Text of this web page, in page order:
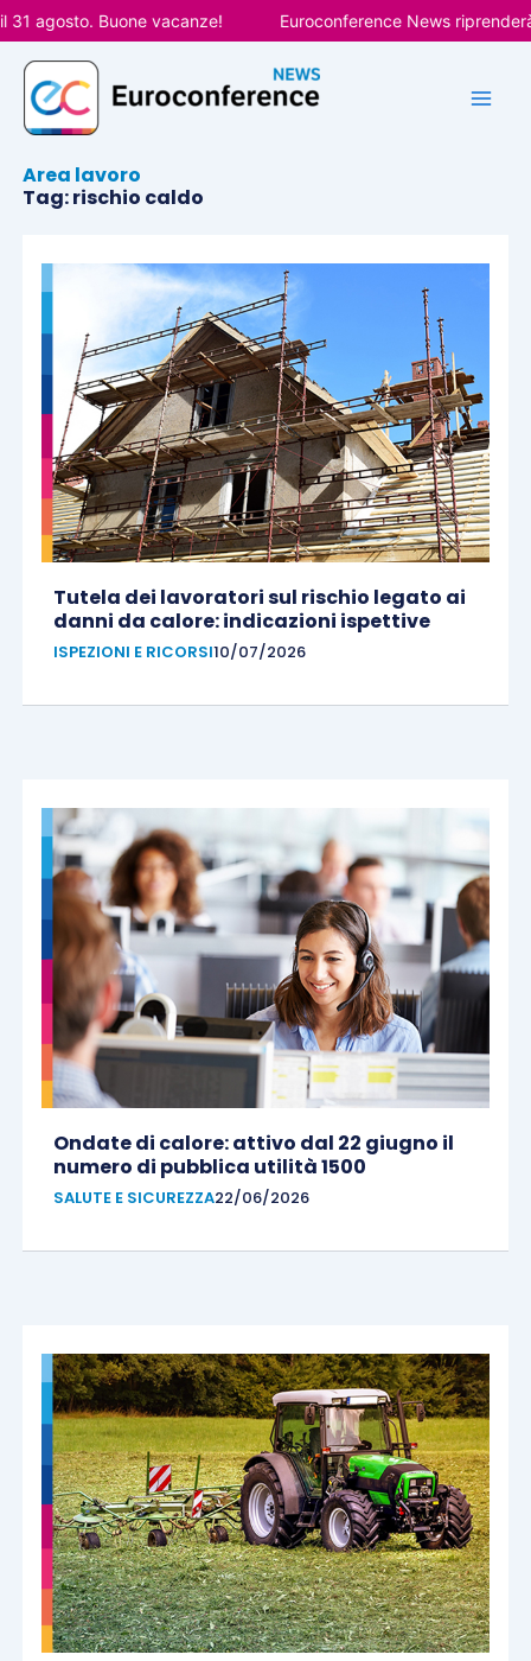
Vai
al
contenuto
Buone vacanze! Euroconference News riprenderà
Area lavoro
Tag: rischio caldo
Tutela dei lavoratori sul rischio legato ai
danni da calore: indicazioni ispettive
ISPEZIONI E RICORSI10/07/2026
Ondate di calore: attivo dal 22 giugno il
numero di pubblica utilità 1500
SALUTE E SICUREZZA22/06/2026